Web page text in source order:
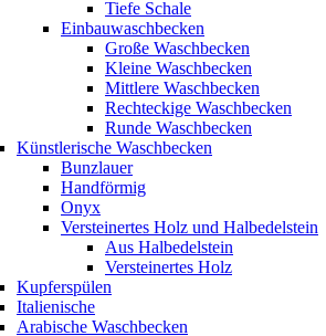
Tiefe Schale
Einbauwaschbecken
Große Waschbecken
Kleine Waschbecken
Mittlere Waschbecken
Rechteckige Waschbecken
Runde Waschbecken
Künstlerische Waschbecken
Bunzlauer
Handförmig
Onyx
Versteinertes Holz und Halbedelstein
Aus Halbedelstein
Versteinertes Holz
Kupferspülen
Italienische
Arabische Waschbecken